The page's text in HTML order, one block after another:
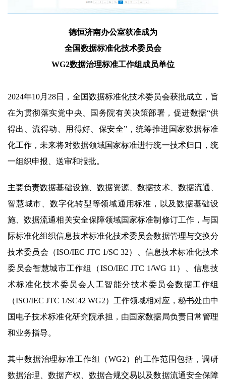
德恒济南办公室获准成为
全国数据标准化技术委员会
WG2数据治理标准工作组成员单位
2024年10月28日，全国数据标准化技术委员会获批成立，旨
在为贯彻落实党中央、国务院有关决策部署，促进数据“供
得出、流得动、用得好、保安全”，统筹推进国家数据标准
化工作，未来将对数据领域国家标准进行统一技术归口，统
一组织申报、送审和报批。
主要负责数据基础设施、数据资源、数据技术、数据流通、
智慧城市、数字化转型等领域通用标准，以及数据基础设
施、数据流通相关安全保障领域国家标准制修订工作，与国
际标准化组织信息技术标准化技术委员会数据管理与交换分
技术委员会（ISO/IEC JTC 1/SC 32）、信息技术标准化技术
委员会智慧城市工作组（ISO/IEC JTC 1/WG 11）、信息技
术标准化技术委员会人工智能分技术委员会数据工作组
（ISO/IEC JTC 1/SC42 WG2）工作领域相对应，秘书处由中
国电子技术标准化研究院承担，由国家数据局负责日常管理
和业务指导。
其中数据治理标准工作组（WG2）的工作范围包括，调研
数据治理、数据产权、数据合规交易以及数据流通安全保障